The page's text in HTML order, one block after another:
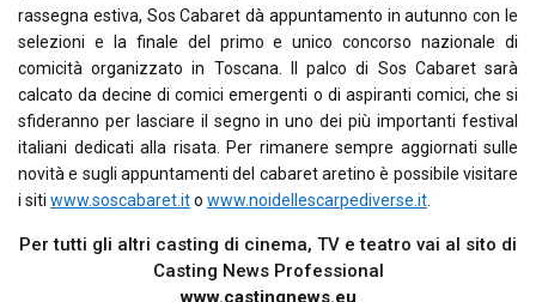
rassegna estiva, Sos Cabaret dà appuntamento in autunno con le
selezioni e la finale del primo e unico concorso nazionale di
comicità organizzato in Toscana. Il palco di Sos Cabaret sarà
calcato da decine di comici emergenti o di aspiranti comici, che si
sfideranno per lasciare il segno in uno dei più importanti festival
italiani dedicati alla risata. Per rimanere sempre aggiornati sulle
novità e sugli appuntamenti del cabaret aretino è possibile visitare
i siti www.soscabaret.ito www.noidellescarpediverse.it
Per tutti gli altri casting di cinema, TV e teatro vai al sito di
Casting News Professional
www.castingnews.eu